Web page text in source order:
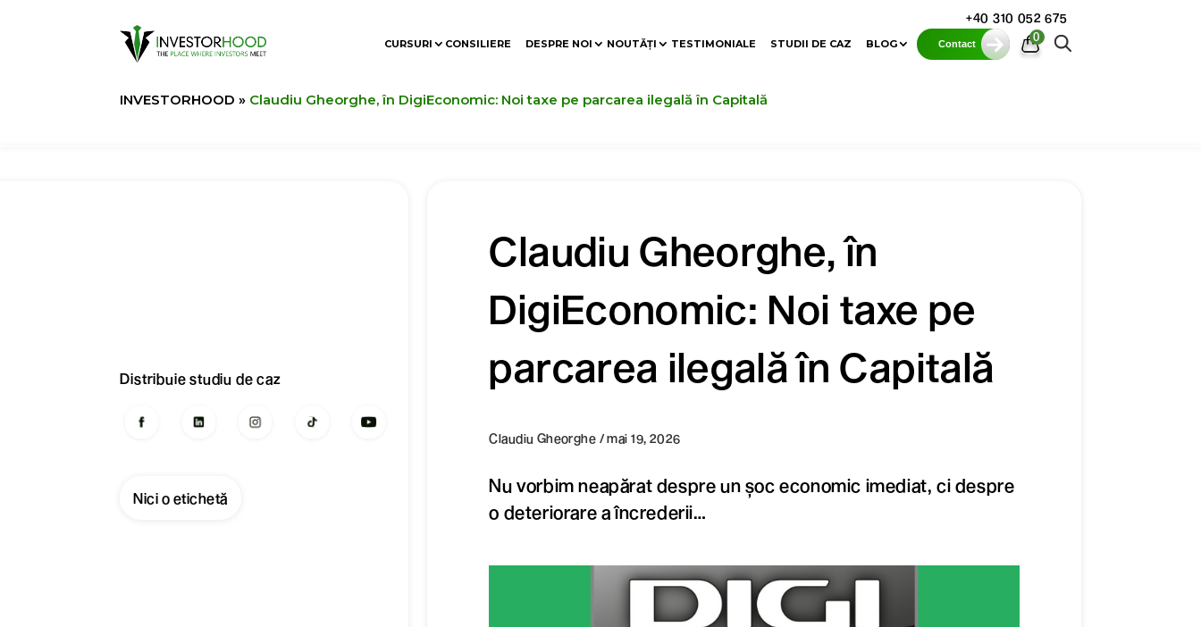
+40 310 052 675
CURSURI CONSILIERE DESPRE NOI NOUTĂȚI TESTIMONIALE STUDII DE CAZ BLOG Contact
0
INVESTORHOOD » Claudiu Gheorghe, în DigiEconomic: Noi taxe pe parcarea ilegală în Capitală
Distribuie studiu de caz
Nici o etichetă
Claudiu Gheorghe, în
DigiEconomic: Noi taxe pe
parcarea ilegală în Capitală
Claudiu Gheorghe / mai 19, 2026
Nu vorbim neapărat despre un șoc economic imediat, ci despre
o deteriorare a încrederii…